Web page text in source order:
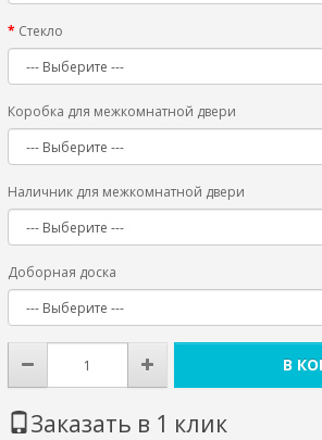
Стекло
Коробка для межкомнатной двери
Наличник для межкомнатной двери
Доборная доска
В
Заказать в 1 клик